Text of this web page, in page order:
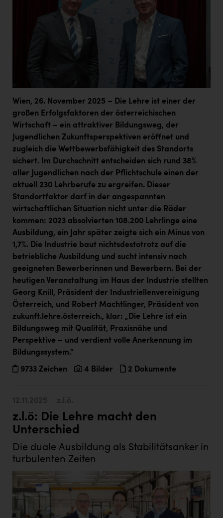
Wien, 26. November 2025 – Die Lehre ist einer der
großen Erfolgsfaktoren der österreichischen
Wirtschaft – ein attraktiver Bildungsweg, der
Jugendlichen Zukunftsperspektiven eröffnet und
zugleich die Wettbewerbsfähigkeit des Standorts
sichert. Im Durchschnitt entscheiden sich rund 38%
aller Jugendlichen nach der Pflichtschule einen der
aktuell 230 Lehrberufe zu ergreifen. Dieser
Standortfaktor darf in der angespannten
wirtschaftlichen Situation nicht unter die Räder
kommen: 2023 absolvierten 108.200 Lehrlinge eine
Ausbildung, ein Jahr später zeigte sich ein Minus von
1,7%. Die Industrie baut nichtsdestotrotz auf die
betriebliche Ausbildung und sucht intensiv nach
geeigneten Bewerberinnen und Bewerbern. Bei der
heutigen Veranstaltung im Haus der Industrie stellten
Georg Knill, Präsident der Industriellenvereinigung
Österreich, und Robert Machtlinger, Präsident von
zukunft.lehre.österreich., klar: „Die Lehre ist ein
Bildungsweg mit Qualität, Praxisnähe und
Perspektive – und verdient volle Anerkennung im
Bildungssystem.“
9733 Zeichen 4 Bilder 2 Dokumente
z.l.ö: Die Lehre macht den
Unterschied
Die duale Ausbildung als Stabilitätsanker in
turbulenten Zeiten